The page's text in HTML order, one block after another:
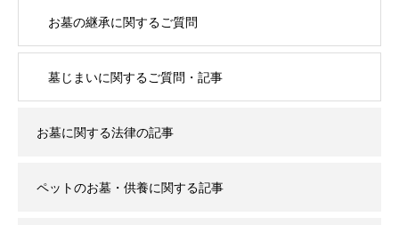
お墓の継承に関するご質問
墓じまいに関するご質問・記事
お墓に関する法律の記事
ペットのお墓・供養に関する記事